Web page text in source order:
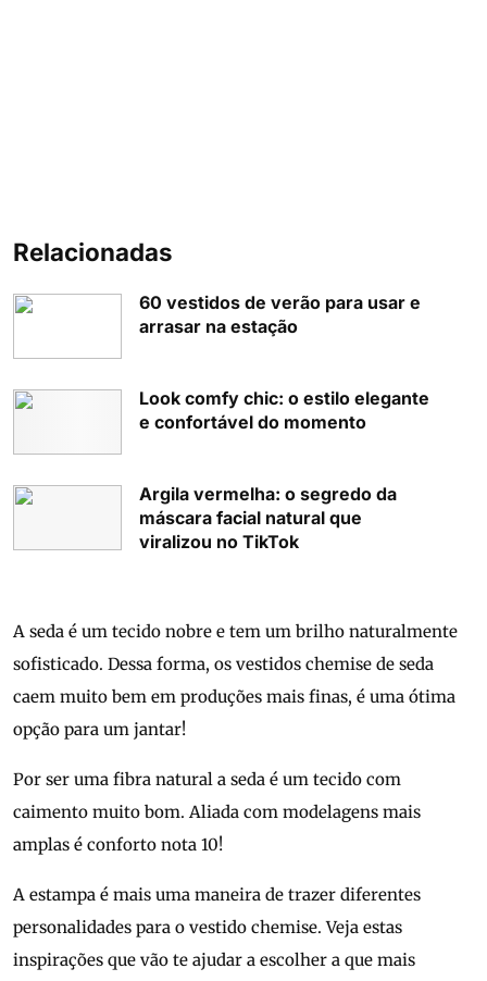
Relacionadas
60 vestidos de verão para usar e
arrasar na estação
Look comfy chic: o estilo elegante
e confortável do momento
Argila vermelha: o segredo da
máscara facial natural que
viralizou no TikTok
A seda é um tecido nobre e tem um brilho naturalmente
sofisticado. Dessa forma, os vestidos chemise de seda
caem muito bem em produções mais finas, é uma ótima
opção para um jantar!
Por ser uma fibra natural a seda é um tecido com
caimento muito bom. Aliada com modelagens mais
amplas é conforto nota 10!
A estampa é mais uma maneira de trazer diferentes
personalidades para o vestido chemise. Veja estas
inspirações que vão te ajudar a escolher a que mais